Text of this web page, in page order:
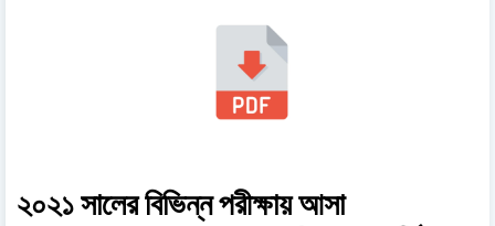
২০২১ সালের বিভিন্ন পরীক্ষায় আসা